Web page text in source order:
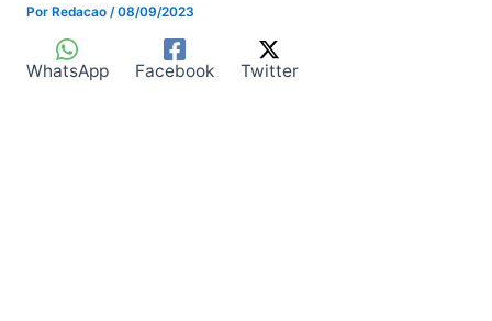
Por Redacao /08/09/2023
WhatsApp Facebook Twitter